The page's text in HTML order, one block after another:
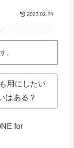
2023.02.24
。
用にしたい
はある？
for